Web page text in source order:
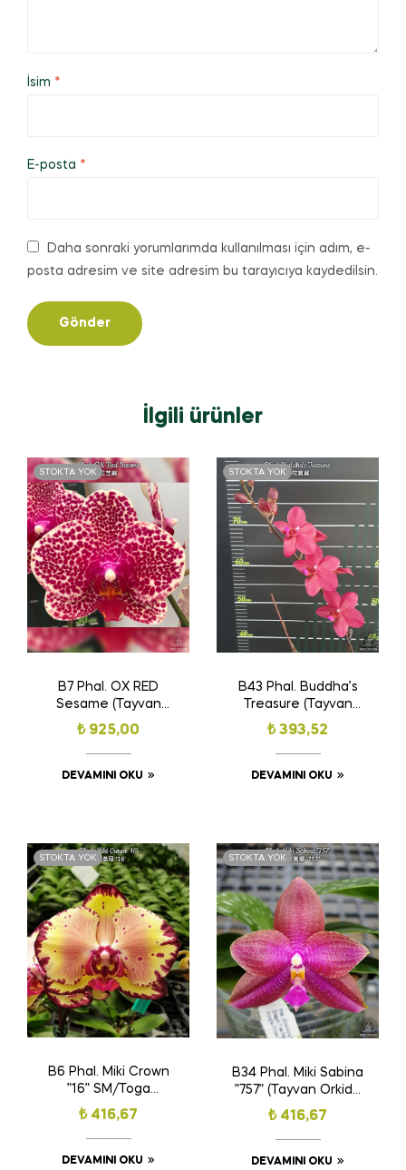
İsim *
E-posta *
Daha sonraki yorumlarımda kullanılması için adım, e-
posta adresim ve site adresim bu tarayıcıya kaydedilsin.
İlgili ürünler
STOKTA YOK
B7 Phal. OX RED
Sesame (Tayvan
Orkide Fidesi)
₺925,00
DEVAMINI OKU
STOKTA YOK
B43 Phal. Buddha’s
Treasure (Tayvan
Orkide Fidesi)
₺393,52
DEVAMINI OKU
STOKTA YOK
B6 Phal. Miki Crown
”16” SM/Toga
(Tayvan Orkide
Fidesi) ( Ödüllü Tür)
₺416,67
DEVAMINI OKU
STOKTA YOK
B34 Phal. Miki Sabina
”757” (Tayvan Orkide
Fidesi)(Kokulu)
₺416,67
DEVAMINI OKU